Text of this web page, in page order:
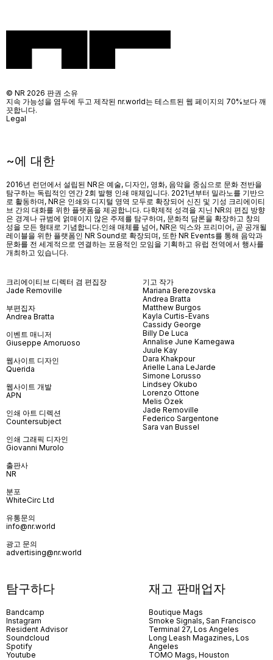
~에 대한
2016년 런던에서 설립된 NR은 예술, 디자인, 영화, 음악을 중심으로 문화 전반을
탐구하는 독립적인 연간 2회 발행 인쇄 매체입니다. 2021년부터 밀라노를 기반으
로 활동하며, NR은 인쇄와 디지털 영역 모두로 확장되어 신진 및 기성 크리에이티
브 간의 대화를 위한 플랫폼을 제공합니다. 다학제적 성격을 지닌 NR의 편집 방향
은 경계나 규범에 얽매이지 않은 주제를 탐구하며, 문화적 담론을 확장하고 창의
성을 모든 형태로 기념합니다.인쇄 매체를 넘어, NR은 믹스와 프리미어, 곧 공개될
레이블을 위한 플랫폼인 NR Sound로 확장되며, 또한 NR Events를 통해 음악과
문화를 전 세계적으로 연결하는 포용적인 모임을 기획하고 유럽 전역에서 행사를
개최하고 있습니다.
크리에이티브 디렉터 겸 편집장
Jade Removille
부편집자
Andrea Bratta
이벤트 매니저
Giuseppe Amoruoso
웹사이트 디자인
Querida
웹사이트 개발
APN
인쇄 아트 디렉션
Countersubject
인쇄 그래픽 디자인
Giovanni Murolo
출판사
NR
분포
WhiteCirc Ltd
유통문의
info@nr.world
광고 문의
advertising@nr.world
기고 작가
Mariana Berezovska
Andrea Bratta
Matthew Burgos
Kayla Curtis-Evans
Cassidy George
Billy De Luca
Annalise June Kamegawa
Juule Kay
Dara Khakpour
Arielle Lana LeJarde
Simone Lorusso
Lindsey Okubo
Lorenzo Ottone
Melis Özek
Jade Removille
Federico Sargentone
Sara van Bussel
탐구하다
Bandcamp
Instagram
Resident Advisor
Soundcloud
Spotify
Youtube
재고 판매업자
Boutique Mags
Smoke Signals, San Francisco
Terminal 27, Los Angeles
Long Leash Magazines, Los
Angeles
TOMO Mags, Houston
© NR 2026 판권 소유
지속 가능성을 염두에 두고 제작된 nr.world는 테스트된 웹 페이지의 70%보다 깨
끗합니다.
Legal